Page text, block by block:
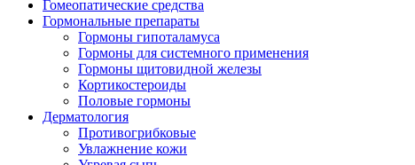
Гомеопатические средства
Гормональные препараты
Гормоны гипоталамуса
Гормоны для системного применения
Гормоны щитовидной железы
Кортикостероиды
Половые гормоны
Дерматология
Противогрибковые
Увлажнение кожи